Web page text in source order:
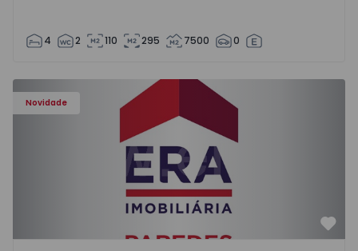
4 2 110 295 7500 0
Novidade
Apartamento T0 Paredes, Gandra - 1575265 - 1